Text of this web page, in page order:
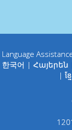
Language
한국어 | Հայերեն
| ខ្ម